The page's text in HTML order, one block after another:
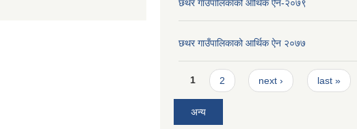
छथर गाउँपालिकाको आर्थिक ऐन-२०७९
छथर गाउँपालिकाको आर्थिक ऐन २०७७
Pages
1 2 next › last »
अन्य